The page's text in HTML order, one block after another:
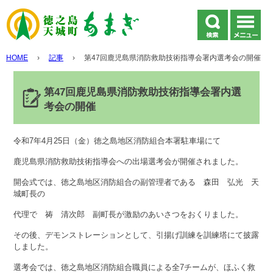
HOME › 記事 › 第47回鹿児島県消防救助技術指導会署内選考会の開催
第47回鹿児島県消防救助技術指導会署内選
考会の開催
令和7年4月25日（金）徳之島地区消防組合本署駐車場にて
鹿児島県消防救助技術指導会への出場選考会が開催されました。
開会式では、徳之島地区消防組合の副管理者である 森田 弘光 天
城町長の
代理で 祷 清次郎 副町長が激励のあいさつをおくりました。
その後、デモンストレーションとして、引揚げ訓練を訓練塔にて披露
しました。
選考会では、徳之島地区消防組合職員による全7チームが、ほふく救